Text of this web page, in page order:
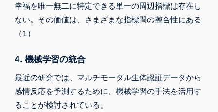
幸福を唯一無二に特定できる単一の周辺指標は存在し
ない。その価値は、さまざまな指標間の整合性にある
（1）
4. 機械学習の統合
最近の研究では、マルチモーダル生体認証データから
感情反応を予測するために、機械学習の手法を活用す
ることが検討されている。